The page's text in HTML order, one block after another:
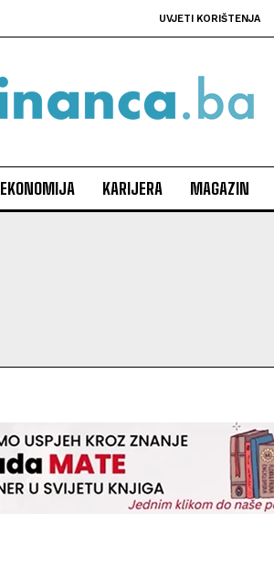
UVJETI KORIŠTENJA
EKONOMIJA KARIJERA MAGAZIN